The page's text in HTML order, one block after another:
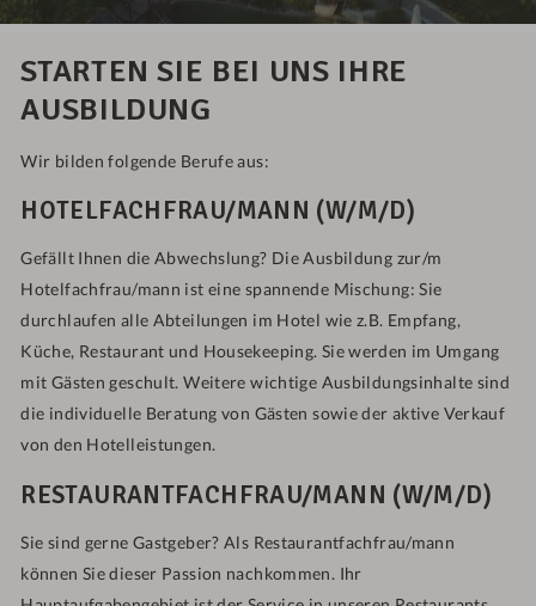
STARTEN SIE BEI UNS IHRE
AUSBILDUNG
Wir bilden folgende Berufe aus:
HOTELFACHFRAU/MANN (W/M/D)
Gefällt Ihnen die Abwechslung? Die Ausbildung zur/m
Hotelfachfrau/mann ist eine spannende Mischung: Sie
durchlaufen alle Abteilungen im Hotel wie z.B. Empfang,
Küche, Restaurant und Housekeeping. Sie werden im Umgang
mit Gästen geschult. Weitere wichtige Ausbildungsinhalte sind
die individuelle Beratung von Gästen sowie der aktive Verkauf
von den Hotelleistungen.
RESTAURANTFACHFRAU/MANN (W/M/D)
Sie sind gerne Gastgeber? Als Restaurantfachfrau/mann
können Sie dieser Passion nachkommen. Ihr